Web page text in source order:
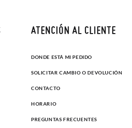
ATENCIÓN AL CLIENTE
DONDE ESTÁ MI PEDIDO
SOLICITAR CAMBIO O DEVOLUCIÓN
CONTACTO
HORARIO
PREGUNTAS FRECUENTES